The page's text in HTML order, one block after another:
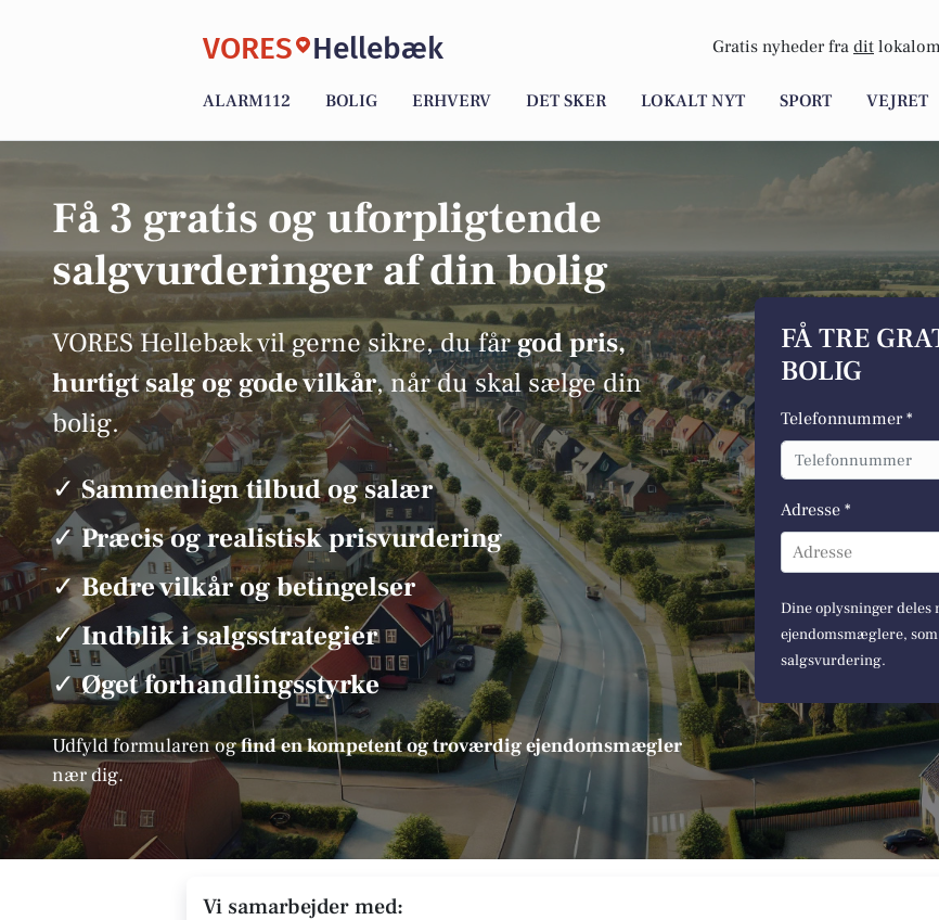
VORES Hellebæk Gratis nyheder fra dit
ALARM112 BOLIG ERHVERV DET SKER LOKALT NYT SPORT VEJRET
Få 3 gratis og uforpligtende
salgvurderinger af din bolig
VORES Hellebæk vil gerne sikre, du fårgod pris,
hurtigt salg og gode vilkår, når du skal sælge din
bolig.
✓Sammenlign tilbud og salær
✓ Præcis og realistisk prisvurdering
✓Bedre vilkår og betingelser
✓Indblik i salgsstrategier
✓Øget forhandlingsstyrke
Udfyld formularen ogfind en kompetent og troværdig ejendomsmægler
nær dig.
FÅ TRE
BOLIG
Telefonnummer *
Adresse *
Adresse
Dine oplysninger deles
ejendomsmæglere,
salgsvurdering.
Vi samarbejder med: